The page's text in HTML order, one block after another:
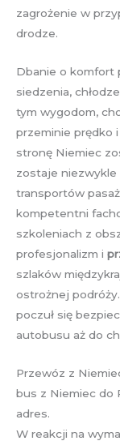
zagrożenie w
drodze.
Dbanie o komfort
siedzenia,
tym wygodom,
przeminie prędko
stronę Niemiec
zostaje niezwykle
transportów
kompetentni
szkoleniach z
profesjonalizm i
szlaków
ostrożnej
poczuł się
autobusu aż do
Przewóz z
bus z Niemiec do
adres.
W reakcji na